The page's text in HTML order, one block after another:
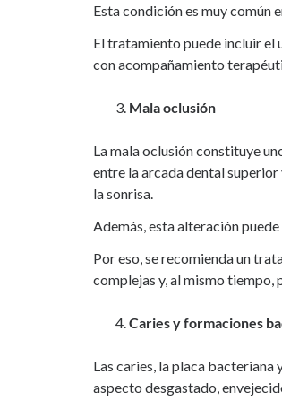
Esta condición es muy común
El tratamiento puede incluir el
con acompañamiento
Mala oclusión
La mala oclusión constituye
entre la arcada dental
la sonrisa.
Además, esta alteración
Por eso, se recomienda un
complejas y, al mismo tiempo,
Caries y formaciones
Las caries, la placa
aspecto desgastado,